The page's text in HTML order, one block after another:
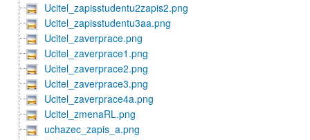
Ucitel_zapisstudentu2zapis2.png
Ucitel_zapisstudentu3aa.png
Ucitel_zaverprace.png
Ucitel_zaverprace1.png
Ucitel_zaverprace2.png
Ucitel_zaverprace3.png
Ucitel_zaverprace4a.png
Ucitel_zmenaRL.png
uchazec_zapis_a.png